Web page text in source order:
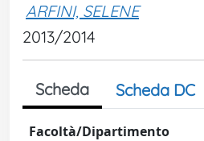
ARFINI, SELENE
2013/2014
Scheda Scheda DC
Facoltà/Dipartimento